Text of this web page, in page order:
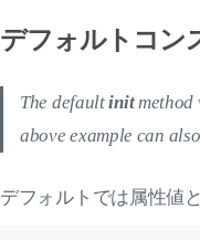
デフォルトコン
The defaultinitmethod
above example can
デフォルトでは属性値